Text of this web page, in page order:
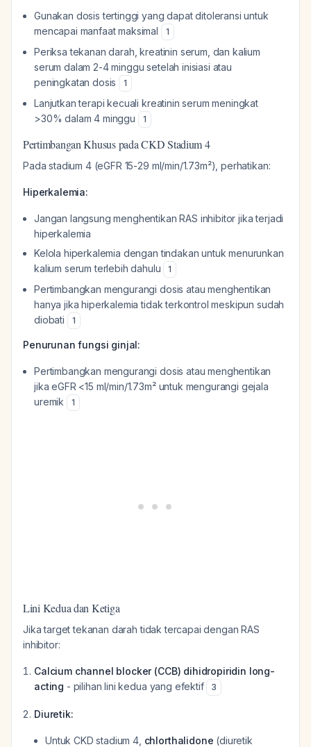
Gunakan dosis tertinggi yang dapat ditoleransi untuk
mencapai manfaat maksimal
1
Periksa tekanan darah, kreatinin serum, dan kalium
serum dalam 2-4 minggu setelah inisiasi atau
peningkatan dosis
1
Lanjutkan terapi kecuali kreatinin serum meningkat
>30% dalam 4 minggu
1
Pertimbangan Khusus pada CKD Stadium 4
Pada stadium 4 (eGFR 15-29 ml/min/1.73m²), perhatikan:
Hiperkalemia:
Jangan langsung menghentikan RAS inhibitor jika terjadi
hiperkalemia
Kelola hiperkalemia dengan tindakan untuk menurunkan
kalium serum terlebih dahulu
1
Pertimbangkan mengurangi dosis atau menghentikan
hanya jika hiperkalemia tidak terkontrol meskipun sudah
diobati
1
Penurunan fungsi ginjal:
Pertimbangkan mengurangi dosis atau menghentikan
jika eGFR <15 ml/min/1.73m² untuk mengurangi gejala
uremik
1
Lini Kedua dan Ketiga
Jika target tekanan darah tidak tercapai dengan RAS
inhibitor:
Calcium channel blocker (CCB) dihidropiridin long-
acting - pilihan lini kedua yang efektif 3
Diuretik:
Untuk CKD stadium 4, chlorthalidone (diuretik